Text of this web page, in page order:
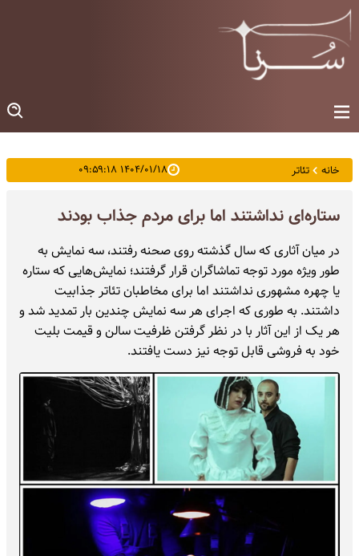
خانه تئاتر ۱۴۰۴/۰۱/۱۸ ۰۹:۵۹:۱۸
ستاره‌ای نداشتند اما برای مردم جذاب بودند
در میان آثاری که سال گذشته روی صحنه رفتند، سه نمایش به
طور ویژه مورد توجه تماشاگران قرار گرفتند؛ نمایش‌هایی که ستاره
یا چهره مشهوری نداشتند اما برای مخاطبان تئاتر جذابیت
داشتند. به طوری که اجرای هر سه نمایش چندین بار تمدید شد و
هر یک از این آثار با در نظر گرفتن ظرفیت سالن و قیمت بلیت
خود به فروشی قابل توجه نیز دست یافتند.